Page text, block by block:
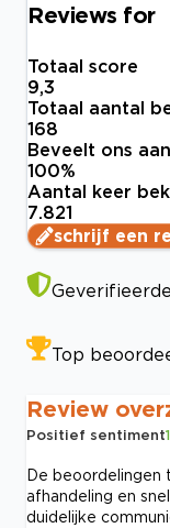
Reviews for
Totaal score
9,3
Totaal aantal
168
Beveelt ons aan
100%
Aantal keer
7.821
schrijf een
Top
Review
Positief sentiment
De beoordelingen
afhandeling en
duidelijke